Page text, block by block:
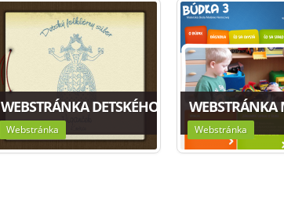
WEBSTRÁNKA DETSKÉHO FOLKLÓRNEHO
Webstránka
WEBSTRÁNKA
Webstránka